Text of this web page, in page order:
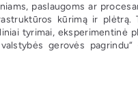
paslaugoms ar
kūrimą ir plėtrą.
tyrimai, eksperimentinė
gerovės